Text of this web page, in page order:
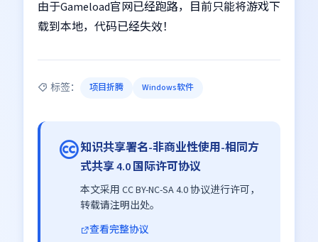
由于Gameload官网已经跑路，目前只能将游戏下
载到本地，代码已经失效！
标签： 项目折腾 Windows软件
知识共享署名-非商业性使用-相同方
式共享 4.0 国际许可协议
本文采用 CC BY-NC-SA 4.0 协议进行许可，
转载请注明出处。
查看完整协议